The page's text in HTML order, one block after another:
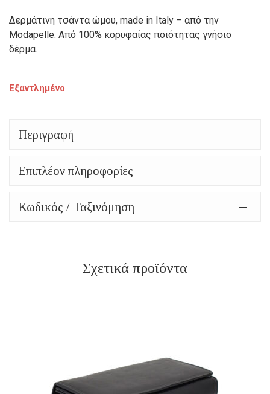
125,00€.
τιμή
είναι:
98,00€.
Δερμάτινη τσάντα ώμου, made in Italy – από την
Modapelle. Από 100% κορυφαίας ποιότητας γνήσιο
δέρμα.
Εξαντλημένο
Περιγραφή
Επιπλέον πληροφορίες
Κωδικός / Ταξινόμηση
Σχετικά προϊόντα